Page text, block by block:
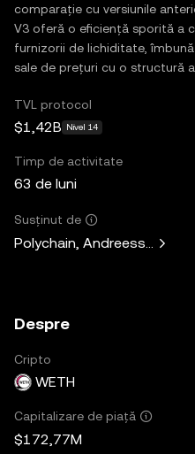
comparație cu versiunile
V3 oferă o eficiență sporită a
furnizorii de lichiditate,
sale de prețuri cu o structură
TVL protocol
$1,42B Nivel 14
Timp de activitate
63 de luni
Susținut de
Polychain, Andreessen
Despre
Cripto
WETH
Capitalizare de piață
$172,77M